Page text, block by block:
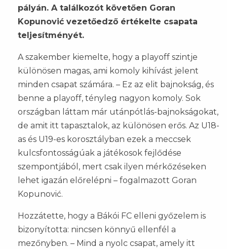
pályán. A találkozót követően Goran
Kopunović vezetőedző értékelte csapata
teljesítményét.
A szakember kiemelte, hogy a playoff szintje
különösen magas, ami komoly kihívást jelent
minden csapat számára. – Ez az elit bajnokság, és
benne a playoff, tényleg nagyon komoly. Sok
országban láttam már utánpótlás-bajnokságokat,
de amit itt tapasztalok, az különösen erős. Az U18-
as és U19-es korosztályban ezek a meccsek
kulcsfontosságúak a játékosok fejlődése
szempontjából, mert csak ilyen mérkőzéseken
lehet igazán előrelépni – fogalmazott Goran
Kopunović.
Hozzátette, hogy a Bákói FC elleni győzelem is
bizonyította: nincsen könnyű ellenfél a
mezőnyben. – Mind a nyolc csapat, amely itt